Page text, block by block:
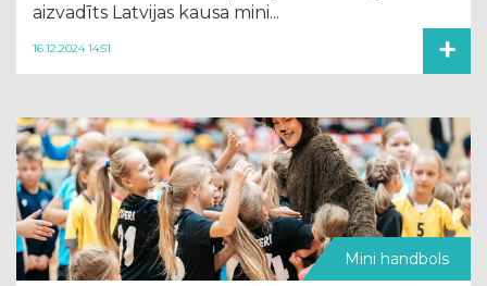
aizvadīts Latvijas kausa mini...
16.12.2024 14:51 +
Mini handbols